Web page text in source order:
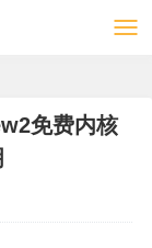
免费内核